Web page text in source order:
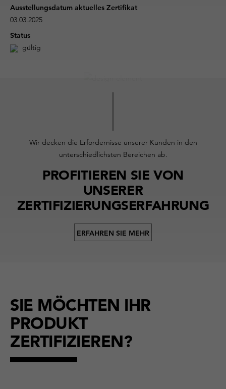
Ausstellungsdatum aktuelles Zertifikat
03.03.2025
Status
gültig
Wir decken die Erfordernisse unserer Kunden in den
unterschiedlichsten Bereichen ab.
PROFITIEREN SIE VON
UNSERER
ZERTIFIZIERUNGSERFAHRUNG
ERFAHREN SIE MEHR
SIE MÖCHTEN IHR
PRODUKT
ZERTIFIZIEREN?